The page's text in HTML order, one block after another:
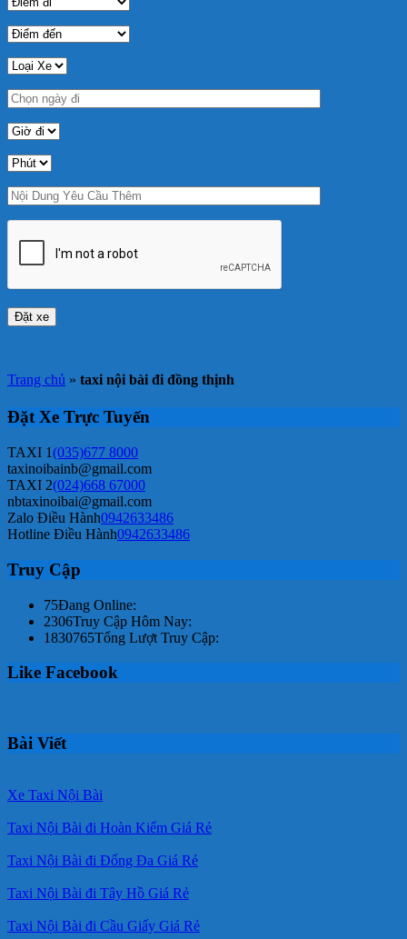
Trang chủ » taxi nội bài đi đồng thịnh
Đặt Xe Trực Tuyến
TAXI 1(035)677 8000
taxinoibainb@gmail.com
TAXI 2(024)668 67000
nbtaxinoibai@gmail.com
Zalo Điều Hành0942633486
Hotline Điều Hành0942633486
Truy Cập
75Đang Online:
2306Truy Cập Hôm Nay:
1830765Tổng Lượt Truy Cập:
Like Facebook
Bài Viết
Xe Taxi Nội Bài
Taxi Nội Bài đi Hoàn Kiếm Giá Rẻ
Taxi Nội Bài đi Đống Đa Giá Rẻ
Taxi Nội Bài đi Tây Hồ Giá Rẻ
Taxi Nội Bài đi Cầu Giấy Giá Rẻ